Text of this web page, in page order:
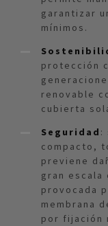
garantizar
mínimos.
protección
renovable
cubierta
Seguridad :
compacto,
previene
gran escala
provocada
membrana
por fijación